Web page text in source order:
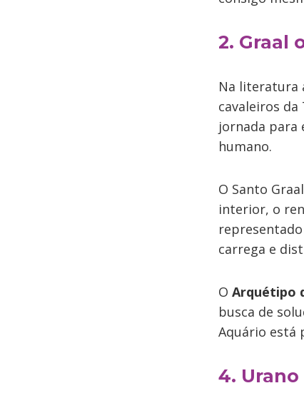
2. Graal
Na literatura
cavaleiros da
jornada para
humano.
O Santo
interior, o
carrega e
O Arquétipo
busca de
Aquário está
4. Urano